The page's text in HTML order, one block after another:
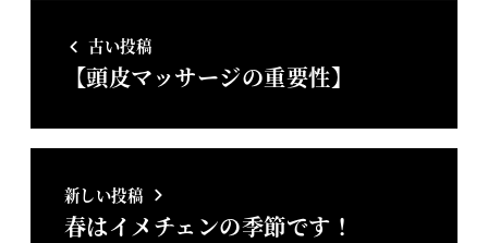
古い投稿
【頭皮マッサージの重要性】
新しい投稿
春はイメチェンの季節です！